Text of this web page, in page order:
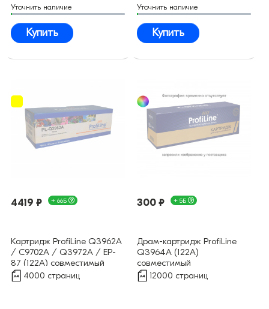
Уточнить наличие
Купить
Уточнить наличие
Купить
4419 ₽ + 66Б
Картридж ProfiLine Q3962A
/ C9702A / Q3972A / EP-
87 (122A) совместимый
4000 страниц
300 ₽ + 5Б
Драм-картридж ProfiLine
Q3964A (122A)
совместимый
12000 страниц